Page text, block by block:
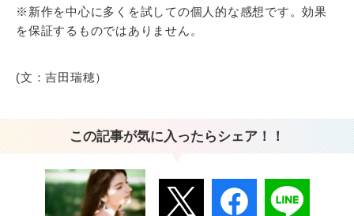
※新作を中心に多くを試しての個人的な感想です。効果
を保証するものではありません。
(文：吉田瑞穂）
この記事が気に入ったらシェア！！